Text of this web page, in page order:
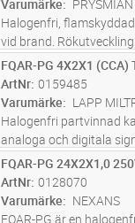
Varumärke
PRYSMIAN
Halogenfri,
vid brand.
brand är liten,
utrymning) och ej
utrustning. Partvinnade
M Lägg i
FQAR-PG 4X2X1 (CCA)
ArtNr 0159485
Varumärke
LAPP
Halogenfri partvinnad
analoga och digitala
lokaler i exempelvis
eventuell brand har
vilket underlätt...läs mer
M Lägg i
FQAR-PG 24X2X1,0
ArtNr 0128070
Varumärke
NEXANS
FQAR-PG är en